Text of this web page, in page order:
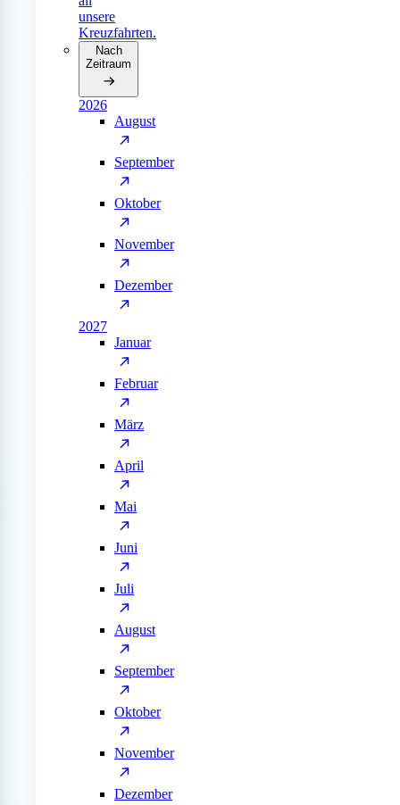
unsere
Kreuzfahrten.
Nach
Zeitraum
2026
August
September
Oktober
November
Dezember
2027
Januar
Februar
März
April
Mai
Juni
Juli
August
September
Oktober
November
Dezember